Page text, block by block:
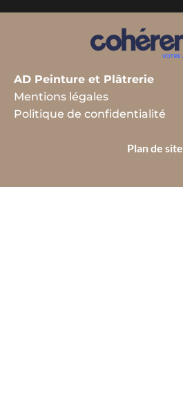
AD Peinture et Plâtrerie
Mentions légales
Politique de confidentialité
Plan de site